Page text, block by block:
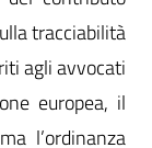
tracciabilità
agli avvocati
europea, il
l’ordinanza